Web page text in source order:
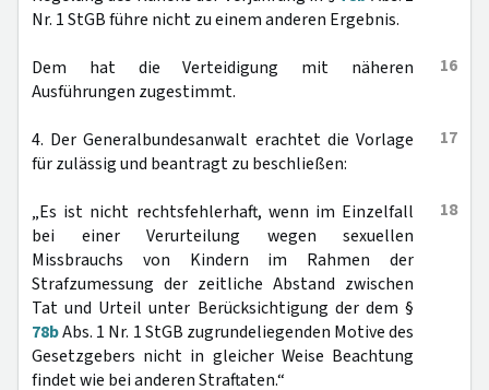
Nr. 1 StGB führe nicht zu einem anderen Ergebnis.
16
Dem hat die Verteidigung mit näheren
Ausführungen zugestimmt.
17
4. Der Generalbundesanwalt erachtet die Vorlage
für zulässig und beantragt zu beschließen:
18
„Es ist nicht rechtsfehlerhaft, wenn im Einzelfall
bei einer Verurteilung wegen sexuellen
Missbrauchs von Kindern im Rahmen der
Strafzumessung der zeitliche Abstand zwischen
Tat und Urteil unter Berücksichtigung der dem §
78bAbs. 1 Nr. 1 StGB zugrundeliegenden Motive des
Gesetzgebers nicht in gleicher Weise Beachtung
findet wie bei anderen Straftaten.“